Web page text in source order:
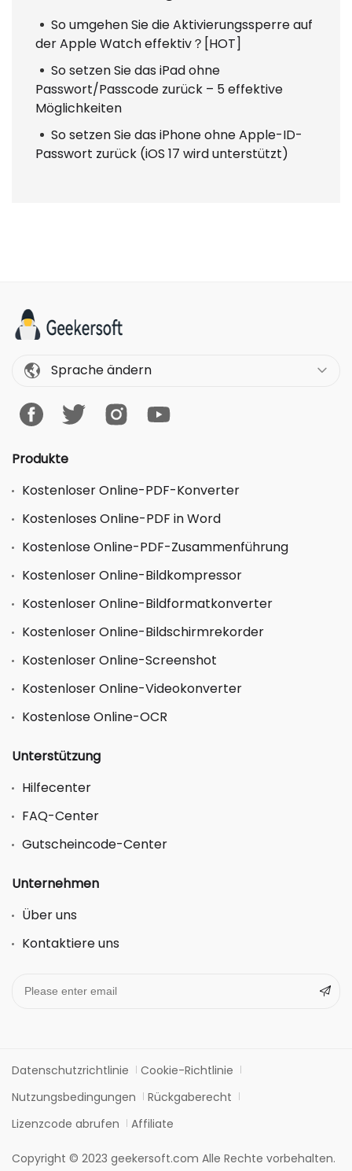
So umgehen Sie die Aktivierungssperre auf
der Apple Watch effektiv？[HOT]
So setzen Sie das iPad ohne
Passwort/Passcode zurück – 5 effektive
Möglichkeiten
So setzen Sie das iPhone ohne Apple-ID-
Passwort zurück (iOS 17 wird unterstützt)
Sprache ändern
Produkte
Kostenloser Online-PDF-Konverter
Kostenloses Online-PDF in Word
Kostenlose Online-PDF-Zusammenführung
Kostenloser Online-Bildkompressor
Kostenloser Online-Bildformatkonverter
Kostenloser Online-Bildschirmrekorder
Kostenloser Online-Screenshot
Kostenloser Online-Videokonverter
Kostenlose Online-OCR
Unterstützung
Hilfecenter
FAQ-Center
Gutscheincode-Center
Unternehmen
Über uns
Kontaktiere uns
Datenschutzrichtlinie
Cookie-Richtlinie
Nutzungsbedingungen
Rückgaberecht
Lizenzcode abrufen
Affiliate
Copyright © 2023 geekersoft.com Alle Rechte vorbehalten.